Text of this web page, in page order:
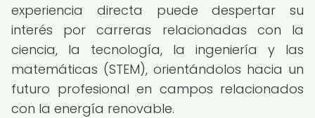
experiencia directa puede despertar su
interés por carreras relacionadas con la
ciencia, la tecnología, la ingeniería y las
matemáticas (STEM), orientándolos hacia un
futuro profesional en campos relacionados
con la energía renovable.